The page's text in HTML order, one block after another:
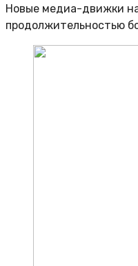
Новые медиа-движки на
продолжительностью